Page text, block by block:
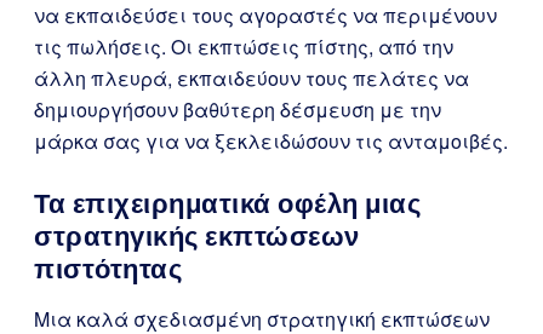
να εκπαιδεύσει τους αγοραστές να περιμένουν
τις πωλήσεις. Οι εκπτώσεις πίστης, από την
άλλη πλευρά, εκπαιδεύουν τους πελάτες να
δημιουργήσουν βαθύτερη δέσμευση με την
μάρκα σας για να ξεκλειδώσουν τις ανταμοιβές.
Τα επιχειρηματικά οφέλη μιας
στρατηγικής εκπτώσεων
πιστότητας
Μια καλά σχεδιασμένη στρατηγική εκπτώσεων